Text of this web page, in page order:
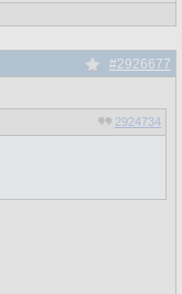
#2926677
2924734